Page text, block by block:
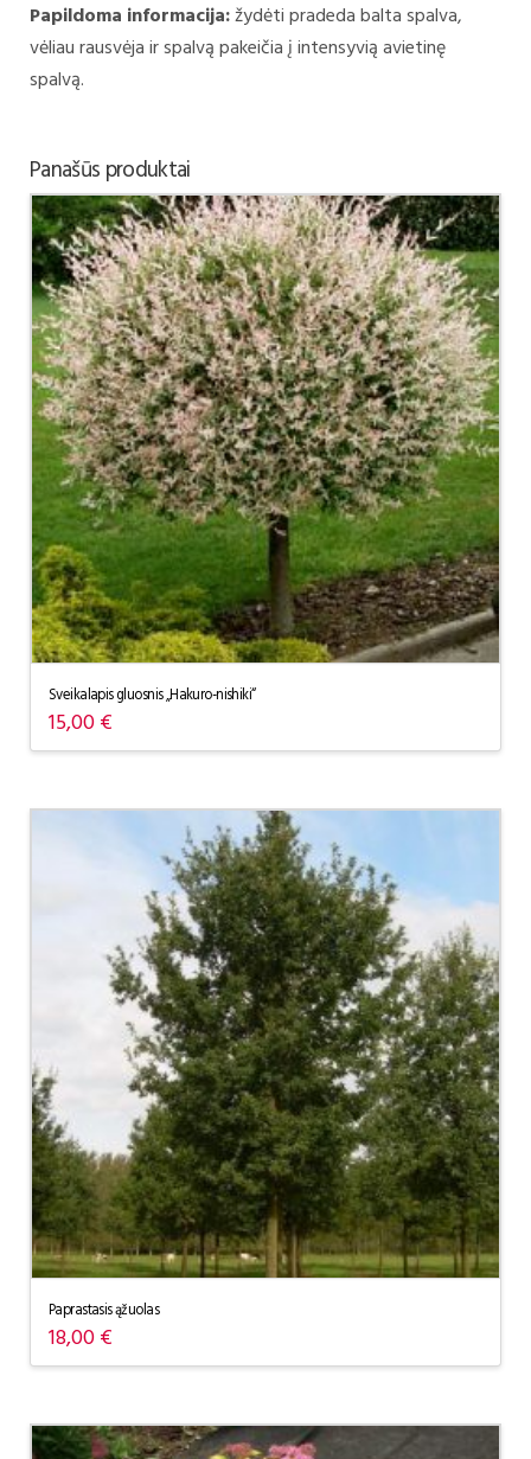
Papildoma informacija:žydėti pradeda balta spalva,
vėliau rausvėja ir spalvą pakeičia į intensyvią avietinę
spalvą.
Panašūs produktai
Sveikalapis gluosnis „Hakuro-nishiki“
15,00€
Paprastasis ąžuolas
18,00€